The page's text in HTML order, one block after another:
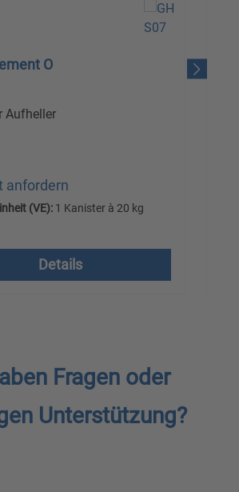
O
Aufheller
anfordern
(VE): 1 Kanister à 20 kg
Details
Fragen oder
Unterstützung?